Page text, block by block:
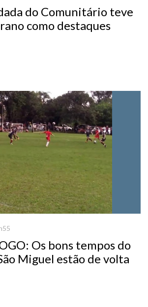
do Comunitário teve
como destaques
Os bons tempos do
Miguel estão de volta